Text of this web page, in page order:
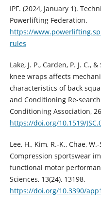
IPF. (2024, January 1).
Powerlifting Federation.
https://
rules
Lake, J. P., Carden, P. J. C.,
knee wraps affects
characteristics of back
and Conditioning Re-
Conditioning Association,
https://doi.org/10.1519/
Lee, H., Kim, R.-K., Chae,
Compression sportswear
functional motor
Sciences, 13(24), 13198.
https://doi.org/10.3390/